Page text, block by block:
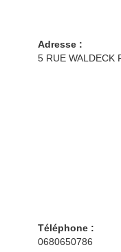
Adresse :
5 RUE WALDECK
Téléphone :
0680650786